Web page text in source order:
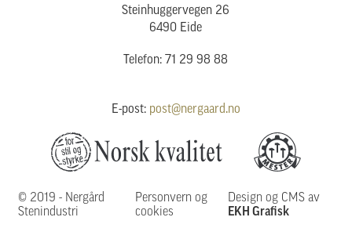
Steinhuggervegen 26
6490 Eide
Telefon: 71 29 98 88
E-post: post@nergaard.no
© 2019 - Nergård
Stenindustri
Personvern og
cookies
Design og CMS av
EKH Grafisk